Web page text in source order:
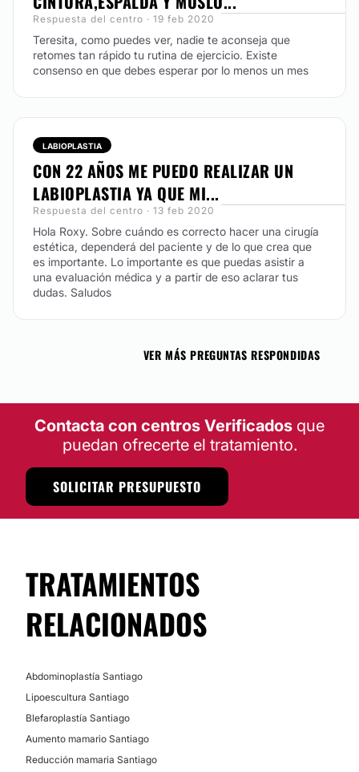
Respuesta del centro · 19 feb 2020
Teresita, como puedes ver, nadie te aconseja que
retomes tan rápido tu rutina de ejercicio. Existe
consenso en que debes esperar por lo menos un mes
LABIOPLASTIA
CON 22 AÑOS ME PUEDO REALIZAR UN
LABIOPLASTIA YA QUE MI...
Respuesta del centro · 13 feb 2020
Hola Roxy. Sobre cuándo es correcto hacer una cirugía
estética, dependerá del paciente y de lo que crea que
es importante. Lo importante es que puedas asistir a
una evaluación médica y a partir de eso aclarar tus
dudas. Saludos
VER MÁS PREGUNTAS RESPONDIDAS
Contacta con centros Verificados que
puedan ofrecerte el tratamiento.
SOLICITAR PRESUPUESTO
TRATAMIENTOS
RELACIONADOS
Abdominoplastía Santiago
Lipoescultura Santiago
Blefaroplastía Santiago
Aumento mamario Santiago
Reducción mamaria Santiago